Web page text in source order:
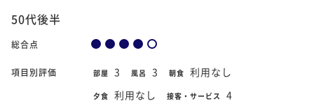
50代後半
総合点
項目別評価 部屋 3 風呂 3 朝食 利用なし
夕食 利用なし 接客・サービス 4